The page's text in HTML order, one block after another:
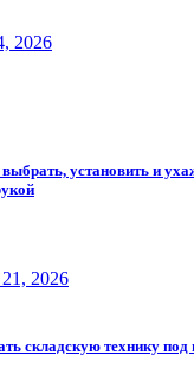
2026
установить и
2026
складскую технику